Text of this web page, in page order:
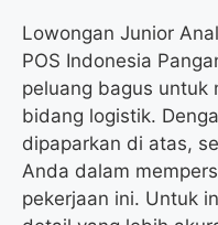
Lowongan Junior
POS Indonesia
peluang bagus untuk
bidang logistik.
dipaparkan di atas,
Anda dalam
pekerjaan ini. Untuk